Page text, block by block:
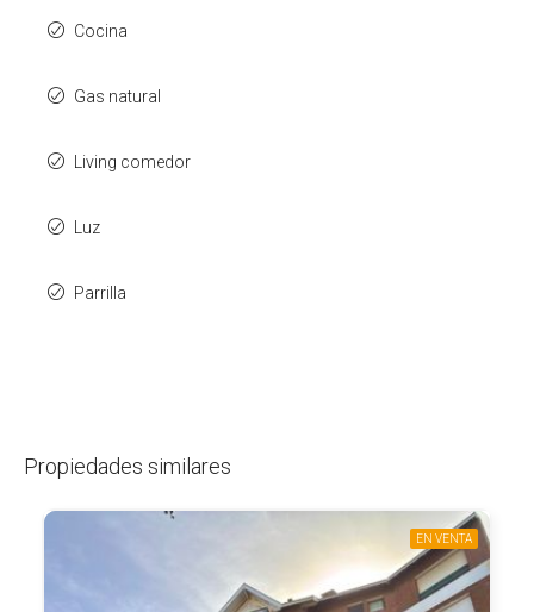
Cocina
Gas natural
Living comedor
Luz
Parrilla
Propiedades similares
EN VENTA